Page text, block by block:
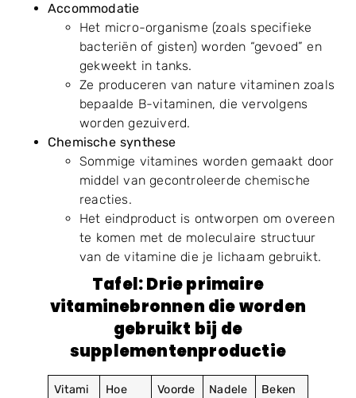
Accommodatie
Het micro-organisme (zoals specifieke
bacteriën of gisten) worden “gevoed” en
gekweekt in tanks.
Ze produceren van nature vitaminen zoals
bepaalde B-vitaminen, die vervolgens
worden gezuiverd.
Chemische synthese
Sommige vitamines worden gemaakt door
middel van gecontroleerde chemische
reacties.
Het eindproduct is ontworpen om overeen
te komen met de moleculaire structuur
van de vitamine die je lichaam gebruikt.
Tafel: Drie primaire
vitaminebronnen die worden
gebruikt bij de
supplementenproductie
Vitami
Hoe
Voorde
Nadele
Beken